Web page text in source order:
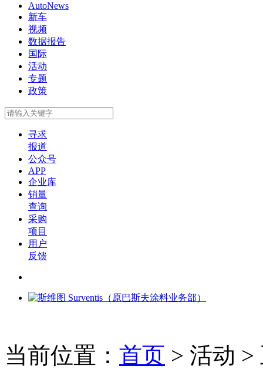
AutoNews
新车
视频
数据报告
国际
活动
专题
政策
寻求
报道
公众号
APP
企业库
销量
查询
采购
项目
用户
反馈
当前位置： 首页 > 活动 >